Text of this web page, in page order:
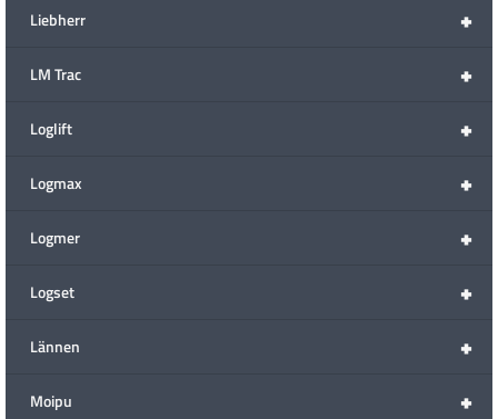
+
Liebherr
+
LM Trac
+
Loglift
+
Logmax
+
Logmer
+
Logset
+
Lännen
+
Moipu